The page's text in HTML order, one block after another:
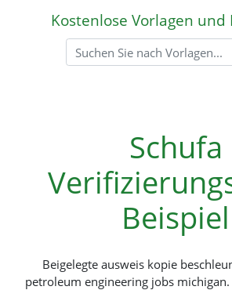
Kostenlose Vorlagen und
Schufa
Beispiel
Beigelegte ausweis kopie
petroleum engineering jobs